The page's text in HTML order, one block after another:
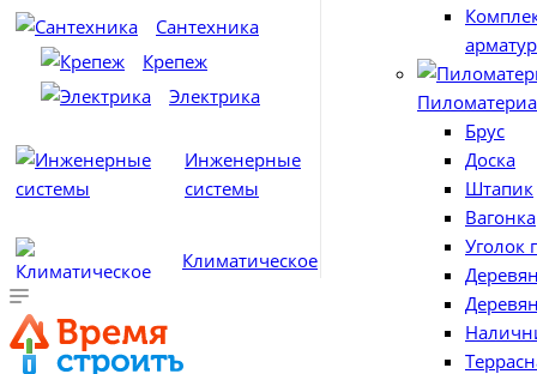
Сантехника
Крепеж
Электрика
Инженерные
системы
Климатическое
Дом и сад
Брус
Доска
Штапик
Вагонка
Уголок